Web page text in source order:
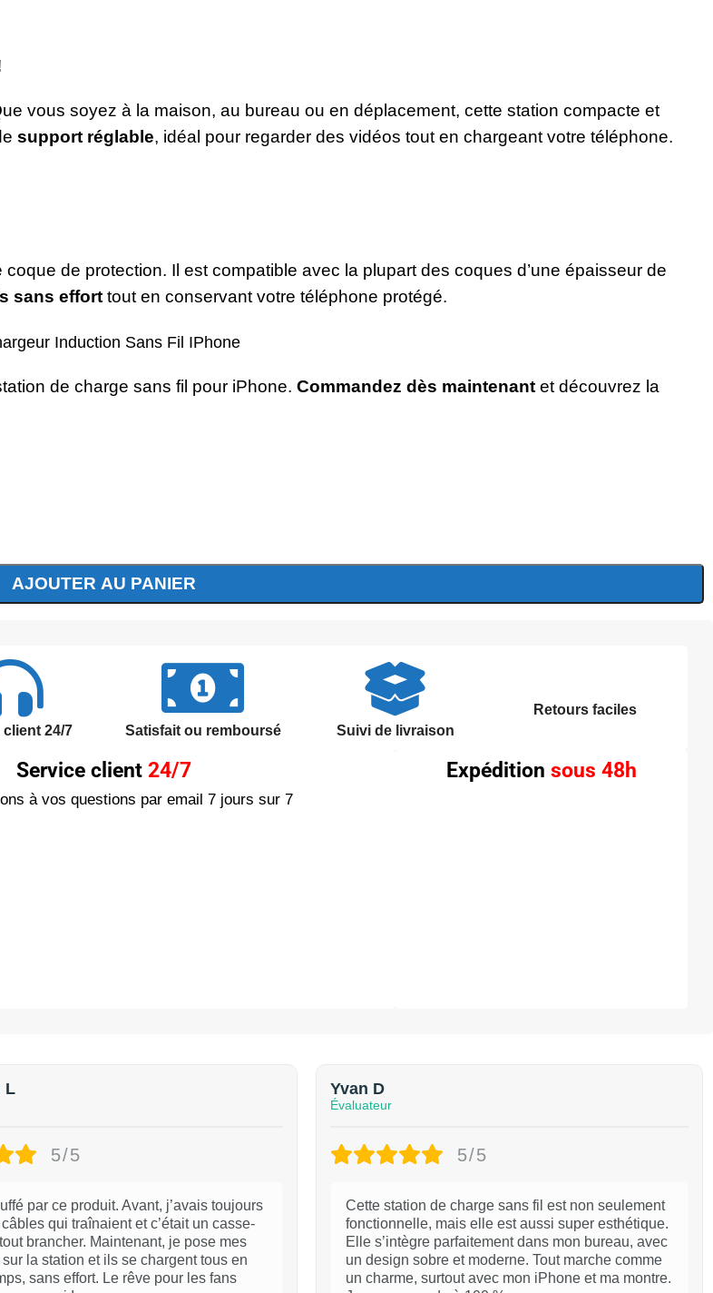
vous soyez à la maison, au bureau ou en déplacement, cette station compacte et
support réglable, idéal pour regarder des vidéos tout en chargeant votre téléphone.
de protection. Il est compatible avec la plupart des coques d’une épaisseur de
sans effort tout en conservant votre téléphone protégé.
de charge sans fil pour iPhone. Commandez dès maintenant et découvrez la
AJOUTER AU PANIER
24/7 Satisfait ou remboursé Suivi de livraison
Retours faciles
Service client 24/7
à vos questions par email 7 jours sur 7
Expéditionsous 48h
L
5/5
par ce produit. Avant, j’avais toujours
qui traînaient et c’était un casse-
brancher. Maintenant, je pose mes
la station et ils se chargent tous en
sans effort. Le rêve pour les fans
Yvan D
Évaluateur
5/5
Cette station de charge sans fil est non seulement
fonctionnelle, mais elle est aussi super esthétique.
Elle s’intègre parfaitement dans mon bureau, avec
un design sobre et moderne. Tout marche comme
un charme, surtout avec mon iPhone et ma montre.